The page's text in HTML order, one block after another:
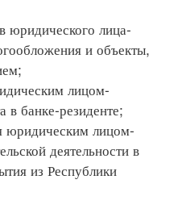
лица-
и объекты,
лицом-
в банке-резиденте;
лицом-
деятельности в
из Республики